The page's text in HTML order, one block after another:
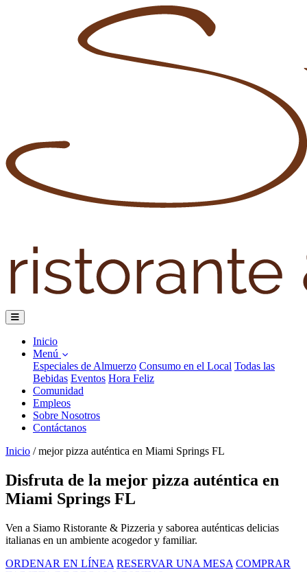
Inicio
Menú
Especiales de Almuerzo Consumo en el Local Todas las
Bebidas Eventos Hora Feliz
Comunidad
Empleos
Sobre Nosotros
Contáctanos
Inicio / mejor pizza auténtica en Miami Springs FL
Disfruta de la mejor pizza auténtica en
Miami Springs FL
Ven a Siamo Ristorante & Pizzeria y saborea auténticas delicias
italianas en un ambiente acogedor y familiar.
ORDENAR EN LÍNEA RESERVAR UNA MESA COMPRAR